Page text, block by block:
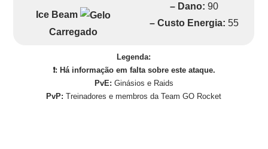
Ice Beam
Carregado
– Dano: 90
– Custo Energia: 55
Legenda:
❗: Há informação em falta sobre este ataque.
PvE: Ginásios e Raids
PvP: Treinadores e membros da Team GO Rocket